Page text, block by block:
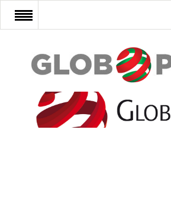
FŐOLDAL
AFRIKA